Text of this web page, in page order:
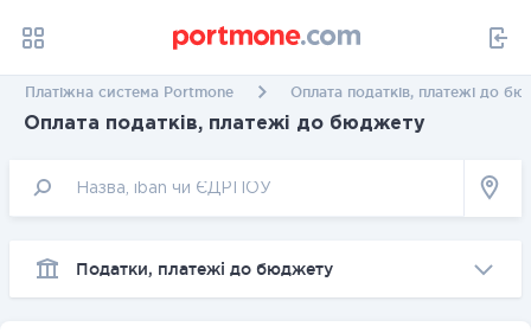
Платіжна система Portmone Оплата податків, платежі до
Оплата податків, платежі до бюджету
Податки, платежі до бюджету